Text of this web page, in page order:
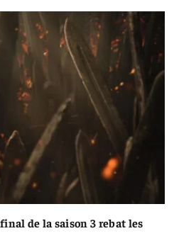
de la saison 3 rebat les